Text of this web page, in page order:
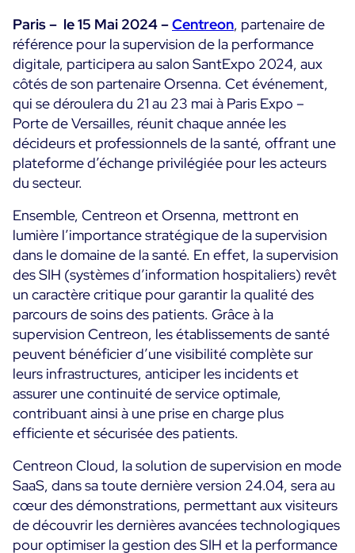
Choisir une solution de supervision open source ou
payante selon le critère du TCO
Supervision au-delà de l’IT : un guide de survie pour
la convergence IT/OT
Documentation
The Watch
Toutes les ressources
Ebooks
Corporate
Infographies
Salle de presse
Blog
Nouveautés
Bonnes Pratiques
Témoignages Clients
Evénements
A venir
Passés
Webinars
Centreon Infra Monitoring
Centreon Log Management
Centreon Experience Monitoring
Open Source Support Login
Paris – le 15 Mai 2024 –Centreon, partenaire de
référence pour la supervision de la performance
digitale, participera au salon SantExpo 2024, aux
côtés de son partenaire Orsenna. Cet événement,
qui se déroulera du 21 au 23 mai à Paris Expo –
Porte de Versailles, réunit chaque année les
décideurs et professionnels de la santé, offrant une
plateforme d’échange privilégiée pour les acteurs
du secteur.
Ensemble, Centreon et Orsenna, mettront en
lumière l’importance stratégique de la supervision
dans le domaine de la santé. En effet, la supervision
des SIH (systèmes d’information hospitaliers) revêt
un caractère critique pour garantir la qualité des
parcours de soins des patients. Grâce à la
supervision Centreon, les établissements de santé
peuvent bénéficier d’une visibilité complète sur
leurs infrastructures, anticiper les incidents et
assurer une continuité de service optimale,
contribuant ainsi à une prise en charge plus
efficiente et sécurisée des patients.
Centreon Cloud, la solution de supervision en mode
SaaS, dans sa toute dernière version 24.04, sera au
cœur des démonstrations, permettant aux visiteurs
de découvrir les dernières avancées technologiques
pour optimiser la gestion des SIH et la performance